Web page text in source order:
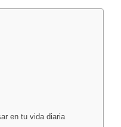
en tu vida diaria